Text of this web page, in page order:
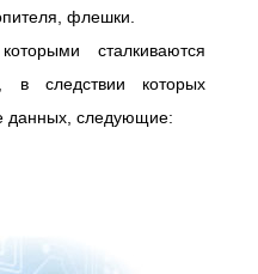
флешки.
сталкиваются
в следствии которых
данных, следующие: